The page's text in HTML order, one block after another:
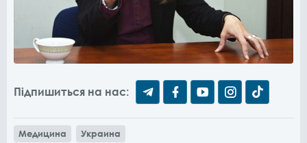
Підпишиться на нас:
Медицина Украина